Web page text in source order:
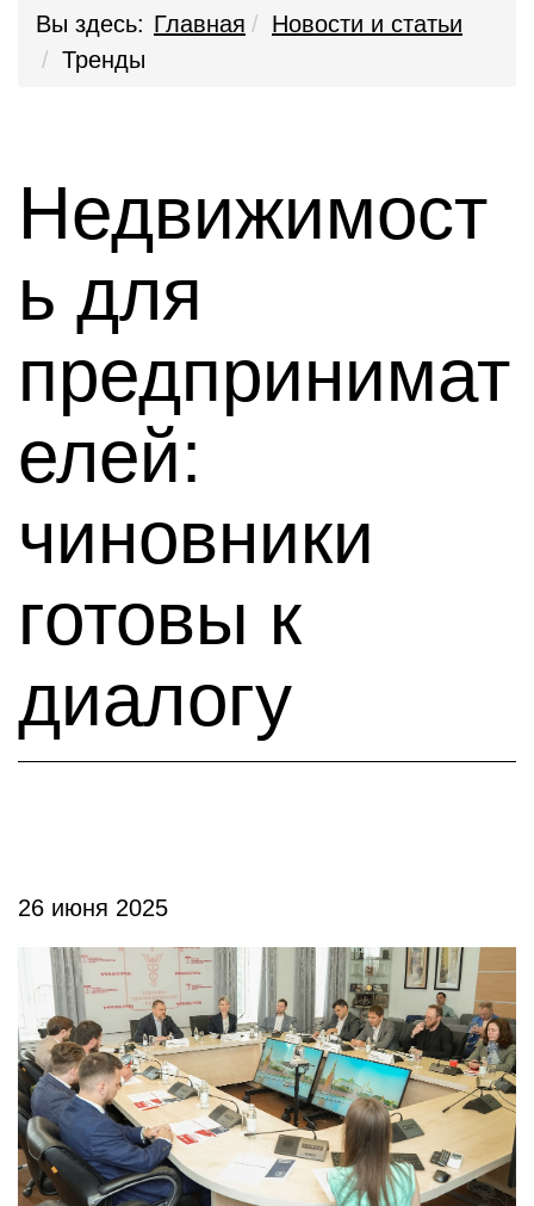
Вы здесь: Главная
Новости и статьи
Тренды
Недвижимост
ь для
предпринимат
елей:
чиновники
готовы к
диалогу
26 июня 2025